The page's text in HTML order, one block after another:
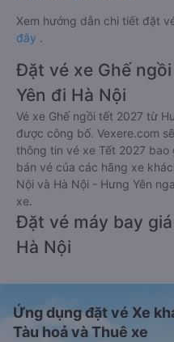
Xem hướng dẫn chi tiết đặt
đây .
Đặt vé xe Ghế
Yên đi Hà Nội
Vé xe Ghế ngồi tết 2027 từ
được công bố. Vexere.com
thông tin vé xe Tết 2027
bán vé của các hãng xe
Nội và Hà Nội - Hưng Yên
xe.
Đặt vé máy bay
Hà Nội
Ứng dụng đặt vé Xe
Tàu hoả và Thuê xe